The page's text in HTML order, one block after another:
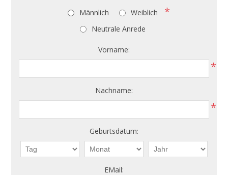
Männlich
Weiblich
Neutrale Anrede
*
Vorname:
*
Nachname:
*
Geburtsdatum:
EMail: